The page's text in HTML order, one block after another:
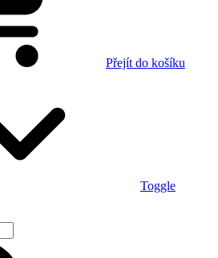
Přejít do košíku
Toggle